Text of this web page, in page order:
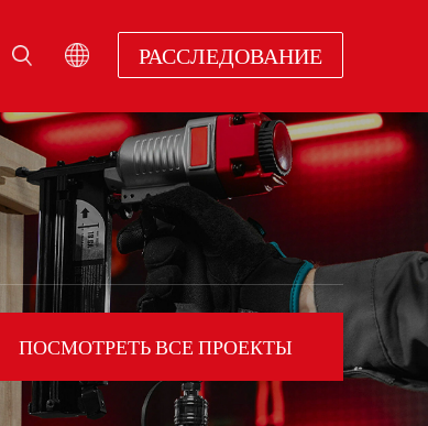
РАССЛЕДОВАНИЕ
ПОСМОТРЕТЬ ВСЕ ПРОЕКТЫ